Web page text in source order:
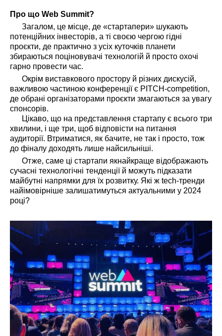
Про що Web Summit?
Загалом, це місце, де «стартапери» шукають
потенційних інвесторів, а ті своєю чергою гідні
проєкти, де практично з усіх куточків планети
збираються поціновувачі технологій й просто охочі
гарно провести час.
Окрім виставкового простору й різних дискусій,
важливою частиною конференції є PITCH-competition,
де обрані організаторами проєкти змагаються за увагу
спонсорів.
Цікаво, що на представлення стартапу є всього три
хвилини, і ще три, щоб відповісти на питання
аудиторії. Втриматися, як бачите, не так і просто, тож
до фіналу доходять лише найсильніші.
Отже, саме ці стартапи якнайкраще відображають
сучасні технологічні тенденції й можуть підказати
майбутні напрямки для їх розвитку. Які ж tech-тренди
найімовірніше залишатимуться актуальними у 2024
році?